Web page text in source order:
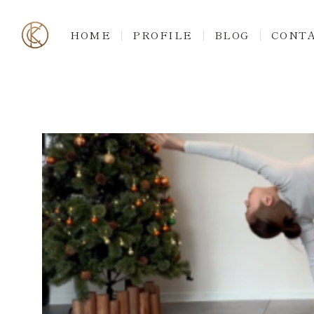
HOME PROFILE BLOG